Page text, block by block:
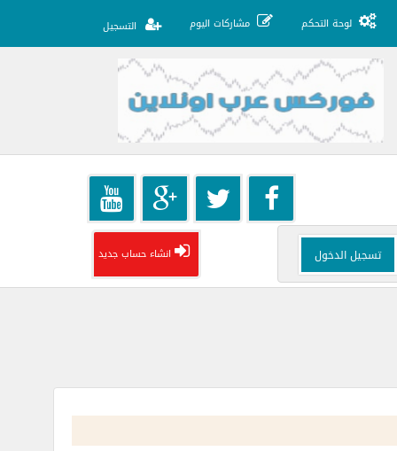
لوحة التحكم مشاركات اليوم التسجيل
انشاء حساب جديد